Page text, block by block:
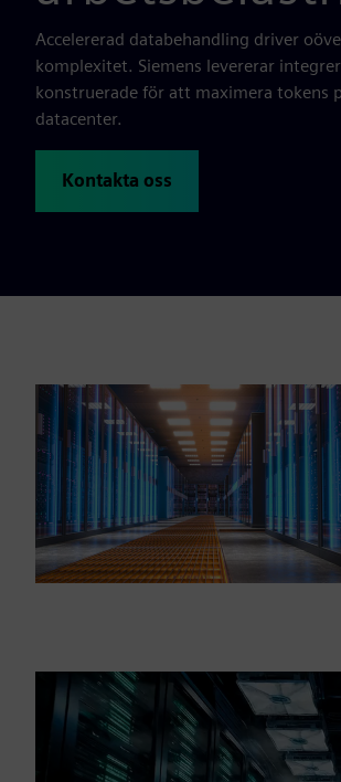
Accelererad databehandling driver
komplexitet. Siemens levererar
konstruerade för att maximera tokens
datacenter.
Kontakta oss